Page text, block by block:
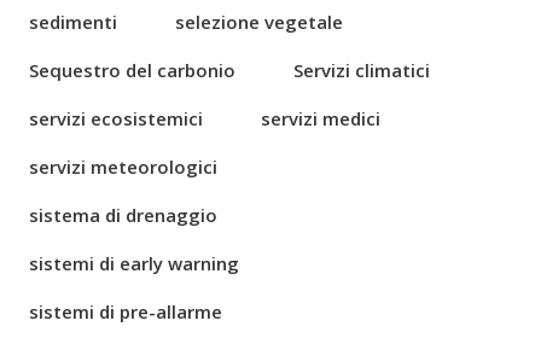
sedimenti
selezione vegetale
Sequestro del carbonio
Servizi climatici
servizi ecosistemici
servizi medici
servizi meteorologici
sistema di drenaggio
sistemi di early warning
sistemi di pre-allarme